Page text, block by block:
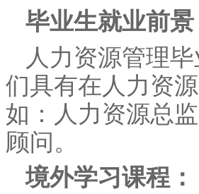
毕业生就业前景
人力资源管理
们具有在人力资
如：人力资源总
顾问。
境外学习课程：